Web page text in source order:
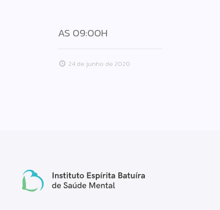
AS 09:00H
24 de junho de 2020